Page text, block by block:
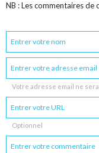
NB : Les commentaires de
Votre adresse email ne
Optionnel